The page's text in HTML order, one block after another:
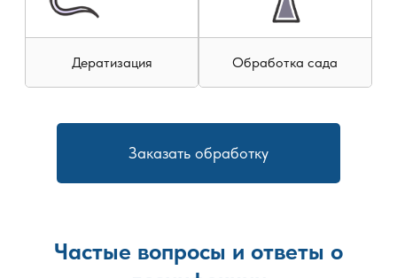
Дератизация Обработка сада
Заказать обработку
Частые вопросы и ответы о